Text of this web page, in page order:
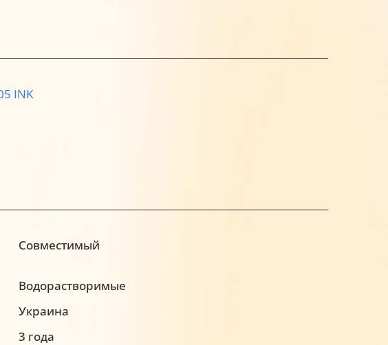
INK
Совместимый
Водорастворимые
Украина
3 года